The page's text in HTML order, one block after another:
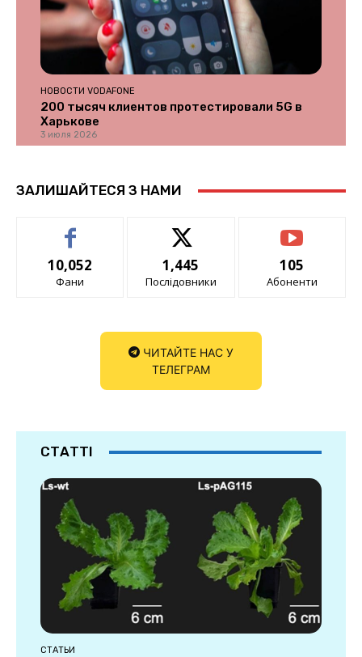
НОВОСТИ VODAFONE
200 тысяч клиентов протестировали 5G в
Харькове
3 июля 2026
ЗАЛИШАЙТЕСЯ З НАМИ
10,052
Фани
1,445
Послідовники
105
Абоненти
ЧИТАЙТЕ НАС У
ТЕЛЕГРАМ
СТАТТІ
СТАТЬИ